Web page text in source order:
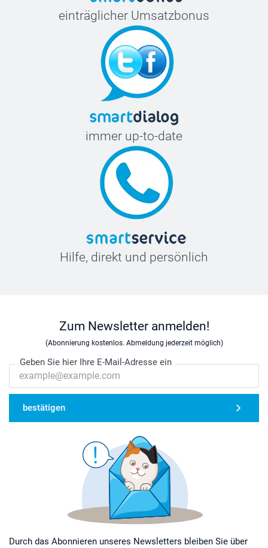
einträglicher Umsatzbonus
immer up-to-date
Hilfe, direkt und persönlich
Zum Newsletter anmelden!
(Abonnierung kostenlos. Abmeldung jederzeit möglich)
Geben Sie hier Ihre E-Mail-Adresse ein
bestätigen
Durch das Abonnieren unseres Newsletters bleiben Sie über